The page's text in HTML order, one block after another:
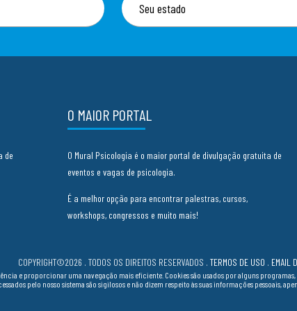
de
O MAIOR PORTAL
O Mural Psicologia é o maior portal de divulgação gratuita de
eventos e vagas de psicologia.
É a melhor opção para encontrar palestras, cursos,
workshops, congressos e muito mais!
COPYRIGHT©2026 . TODOS OS DIREITOS RESERVADOS . TERMOS DE USO . EMAIL
e proporcionar uma navegação mais eficiente. Cookies são usados por alguns
pelo nosso sistema são sigilosos e não dizem respeito às suas informações pessoais,